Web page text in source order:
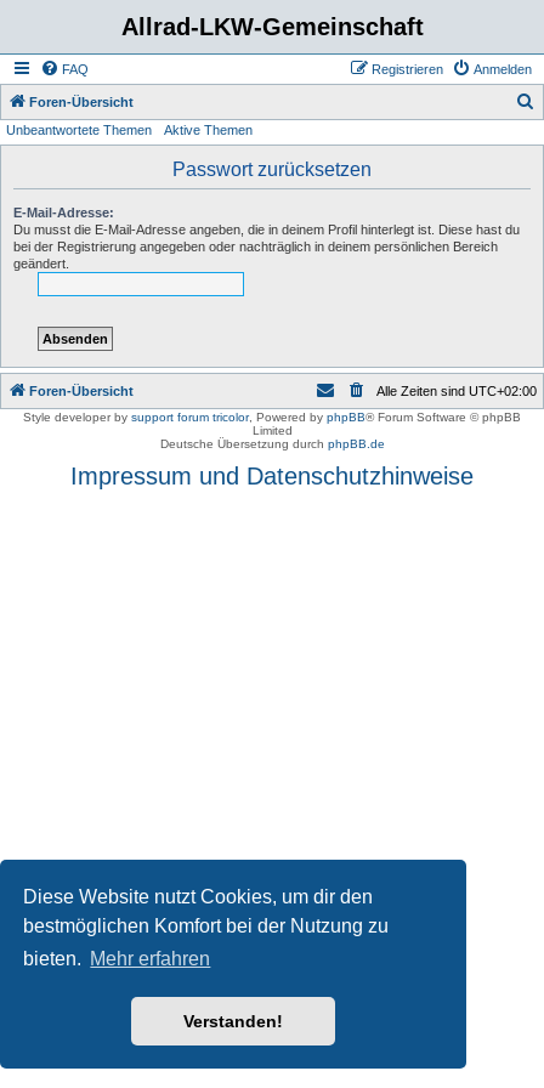
Diese Website nutzt Cookies, um dir den
bestmöglichen Komfort bei der Nutzung zu
bieten. Mehr erfahren
Verstanden!
Allrad-LKW-Gemeinschaft
FAQ Anmelden
Registrieren
Foren-Übersicht
Unbeantwortete Themen Aktive Themen
Passwort zurücksetzen
E-Mail-Adresse:
Du musst die E-Mail-Adresse angeben, die in deinem Profil hinterlegt ist. Diese hast du
bei der Registrierung angegeben oder nachträglich in deinem persönlichen Bereich
geändert.
Foren-Übersicht Alle Zeiten sind UTC+02:00
Style developer by support forum tricolor, Powered by phpBB® Forum Software © phpBB
Limited
Deutsche Übersetzung durch phpBB.de
Impressum und Datenschutzhinweise